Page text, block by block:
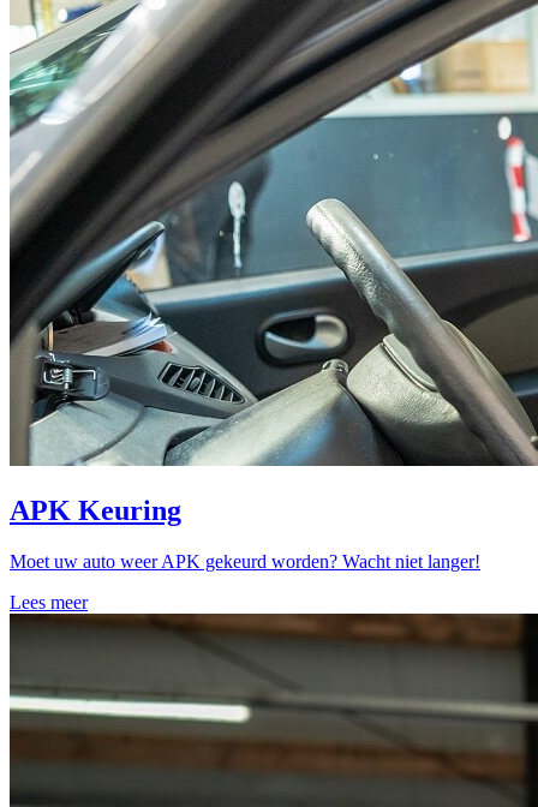
APK Keuring
Moet uw auto weer APK gekeurd worden? Wacht niet langer!
Lees meer